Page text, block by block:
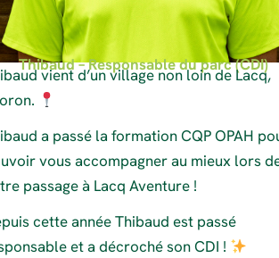
Thibaud – Responsable du parc (CDI)
vient d’un village non loin de Lacq,
a passé la formation CQP OPAH
vous accompagner au mieux lors
passage à Lacq Aventure !
cette année Thibaud est passé
et a décroché son CDI !